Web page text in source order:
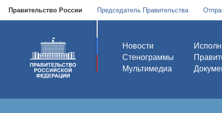
Правительство России Председатель Правительства
Новости
Стенограммы
Мультимедиа